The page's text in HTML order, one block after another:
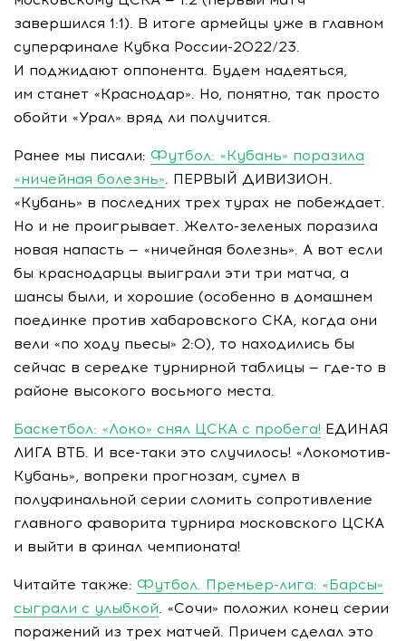
завершился 1:1). В итоге армейцы уже в главном
суперфинале Кубка России-2022/23.
И поджидают оппонента. Будем надеяться,
им станет «Краснодар». Но, понятно, так просто
обойти «Урал» вряд ли получится.
Ранее мы писали: Футбол: «Кубань» поразила
«ничейная болезнь». ПЕРВЫЙ ДИВИЗИОН.
«Кубань» в последних трех турах не побеждает.
Но и не проигрывает. Желто-зеленых поразила
новая напасть — «ничейная болезнь». А вот если
бы краснодарцы выиграли эти три матча, а
шансы были, и хорошие (особенно в домашнем
поединке против хабаровского СКА, когда они
вели «по ходу пьесы» 2:0), то находились бы
сейчас в середке турнирной таблицы — где-то в
районе высокого восьмого места.
Баскетбол: «Локо» снял ЦСКА с пробега! ЕДИНАЯ
ЛИГА ВТБ. И все-таки это случилось! «Локомотив-
Кубань», вопреки прогнозам, сумел в
полуфинальной серии сломить сопротивление
главного фаворита турнира московского ЦСКА
и выйти в финал чемпионата!
Читайте также: Футбол. Премьер-лига: «Барсы»
сыграли с улыбкой. «Сочи» положил конец серии
поражений из трех матчей. Причем сделал это